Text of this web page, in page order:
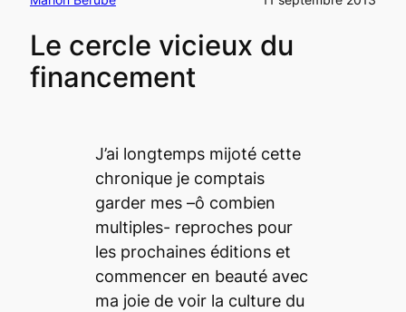
Le cercle vicieux du
financement
J’ai longtemps mijoté cette
chronique je comptais
garder mes –ô combien
multiples- reproches pour
les prochaines éditions et
commencer en beauté avec
ma joie de voir la culture du